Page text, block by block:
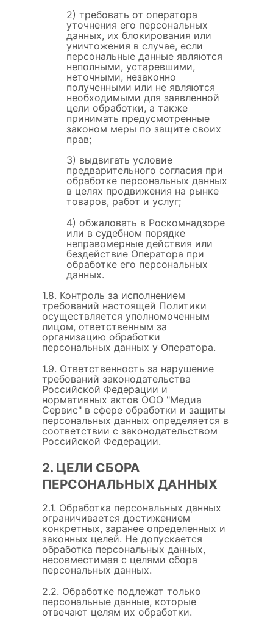
2) требовать от оператора
уточнения его персональных
данных, их блокирования или
уничтожения в случае, если
персональные данные являются
неполными, устаревшими,
неточными, незаконно
полученными или не являются
необходимыми для заявленной
цели обработки, а также
принимать предусмотренные
законом меры по защите своих
прав;
3) выдвигать условие
предварительного согласия при
обработке персональных данных
в целях продвижения на рынке
товаров, работ и услуг;
4) обжаловать в Роскомнадзоре
или в судебном порядке
неправомерные действия или
бездействие Оператора при
обработке его персональных
данных.
1.8. Контроль за исполнением
требований настоящей Политики
осуществляется уполномоченным
лицом, ответственным за
организацию обработки
персональных данных у Оператора.
1.9. Ответственность за нарушение
требований законодательства
Российской Федерации и
нормативных актов ООО "Медиа
Сервис" в сфере обработки и защиты
персональных данных определяется в
соответствии с законодательством
Российской Федерации.
2. ЦЕЛИ СБОРА
ПЕРСОНАЛЬНЫХ ДАННЫХ
2.1. Обработка персональных данных
ограничивается достижением
конкретных, заранее определенных и
законных целей. Не допускается
обработка персональных данных,
несовместимая с целями сбора
персональных данных.
2.2. Обработке подлежат только
персональные данные, которые
отвечают целям их обработки.